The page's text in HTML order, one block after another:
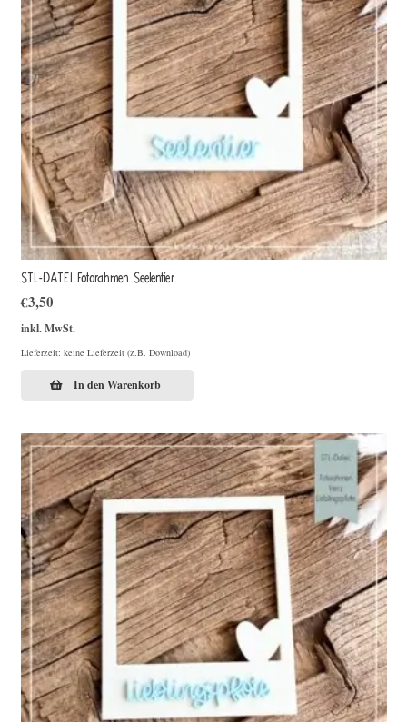
STL-DATEI Fotorahmen Seelentier
€3,50
inkl. MwSt.
Lieferzeit: keine Lieferzeit (z.B. Download)
In den Warenkorb